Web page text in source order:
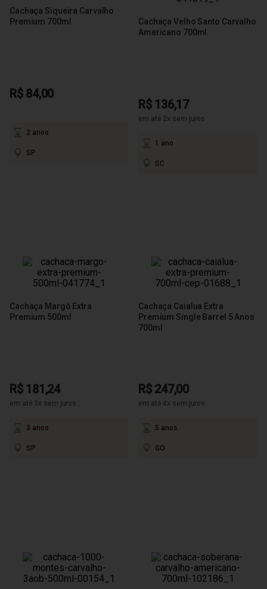
Cachaça Siqueira Carvalho
Premium 700ml
R$ 84,00
2 anos
SP
Cachaça Velho Santo Carvalho
Americano 700ml
R$ 136,17
em até 2x sem juros
1 ano
SC
Cachaça Margô Extra
Premium 500ml
R$ 181,24
em até 3x sem juros
3 anos
SP
Cachaça Caialua Extra
Premium Single Barrel 5 Anos
700ml
R$ 247,00
em até 4x sem juros
5 anos
GO